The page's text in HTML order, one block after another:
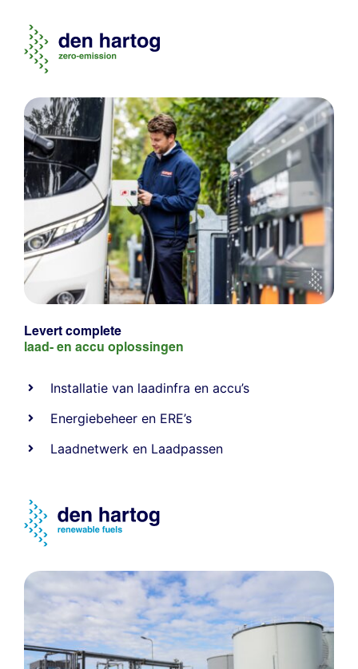
Levert complete
laad- en accu oplossingen
Installatie van laadinfra en accu’s
Energiebeheer en ERE’s
Laadnetwerk en Laadpassen